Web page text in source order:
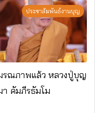
ประชาสัมพันธ์งานบุญ
รณภาพแล้ว หลวงปู่บุญ
า คัมภีรธัมโม